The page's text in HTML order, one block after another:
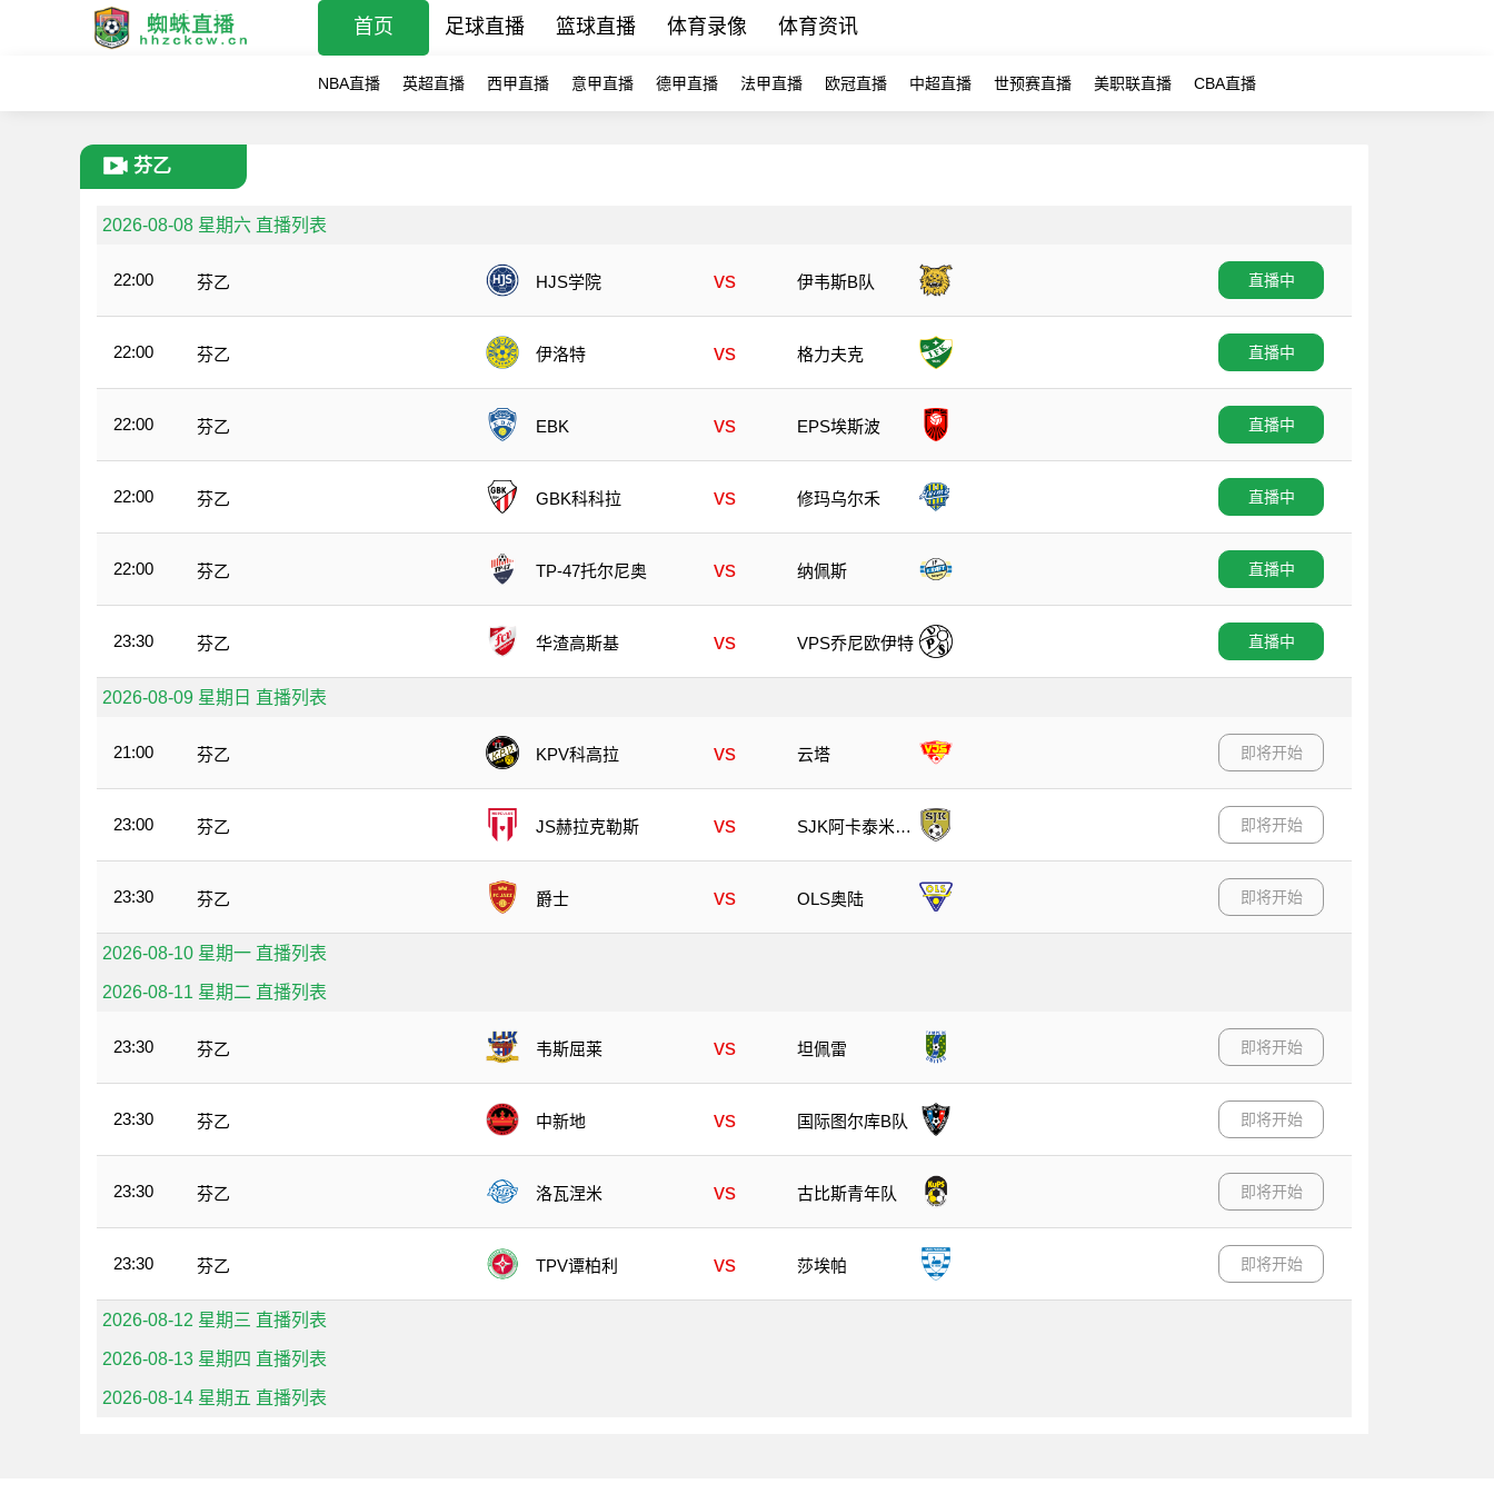
首页 足球直播 篮球直播 体育录像 体育资讯
NBA直播 英超直播 西甲直播 意甲直播 德甲直播 法甲直播 欧冠直播 中超直播 世预赛直播 美职联直播 CBA直播
芬乙
2026-08-08 星期六 直播列表
22:00 芬乙 HJS学院 vs 伊韦斯B队 直播中
22:00 芬乙 伊洛特 vs 格力夫克 直播中
22:00 芬乙 EBK vs EPS埃斯波 直播中
22:00 芬乙 GBK科科拉 vs 修玛乌尔禾 直播中
22:00 芬乙 TP-47托尔尼奥 vs 纳佩斯 直播中
23:30 芬乙 华渣高斯基 vs VPS乔尼欧伊特 直播中
2026-08-09 星期日 直播列表
21:00 芬乙 KPV科高拉 vs 云塔 即将开始
23:00 芬乙 JS赫拉克勒斯 vs
SJK阿卡泰米阿
即将开始
23:30 芬乙 爵士 vs OLS奥陆 即将开始
2026-08-10 星期一 直播列表
2026-08-11 星期二 直播列表
23:30 芬乙 韦斯屈莱 vs 坦佩雷 即将开始
23:30 芬乙 中新地 vs 国际图尔库B队 即将开始
23:30 芬乙 洛瓦涅米 vs 古比斯青年队 即将开始
23:30 芬乙 TPV谭柏利 vs 莎埃帕 即将开始
2026-08-12 星期三 直播列表
2026-08-13 星期四 直播列表
2026-08-14 星期五 直播列表